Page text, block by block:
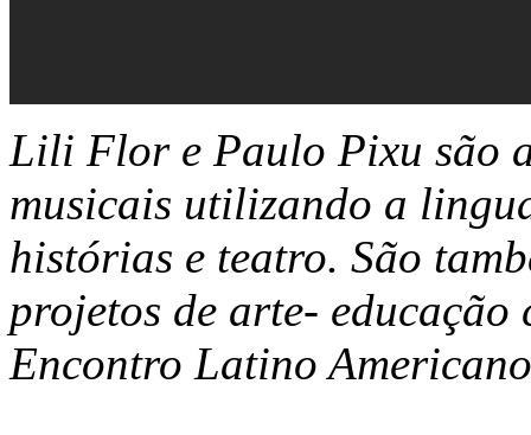
Lili Flor e Paulo Pixu são
musicais utilizando a
histórias e teatro. São
projetos de arte-
Encontro Latino